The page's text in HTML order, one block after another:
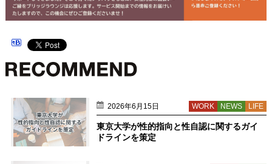
2026年6月15日 LIFE
NEWS
WORK
東京大学が性的指向と性自認に関するガイ
ドラインを策定